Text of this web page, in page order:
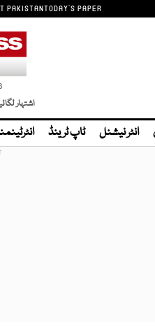
PAKISTANTODAY'S PAPER
اشتہار
انٹر نیشنل ٹاپ ٹرینڈ